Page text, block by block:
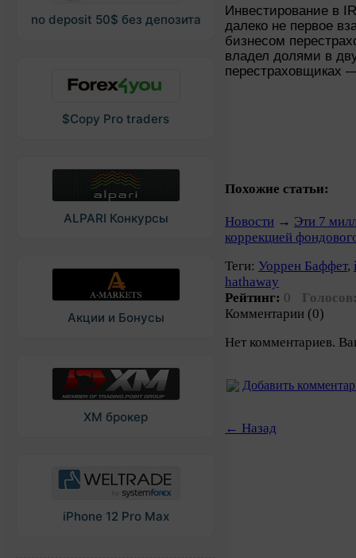
no deposit 50$ без депозита
$Copy Pro traders
ALPARI Конкурсы
Акции и Бонусы
XM брокер
iPhone 12 Pro Max
Инвестирование в
далеко не первое
бизнесом
владел долями в
перестраховщиках
Похожие статьи:
Новости → Эти 7
коррекцией
Теги: Уоррен Баффет,
hathaway
Рейтинг: 0
Комментарии (0)
Нет комментариев.
Добавить
← Назад